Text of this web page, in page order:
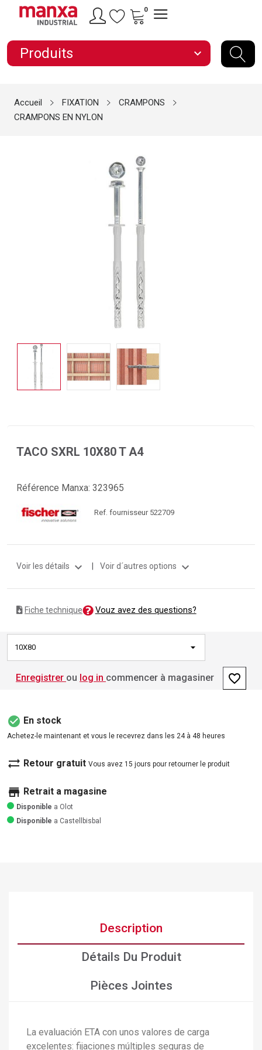
0
Produits expand_more
Accueil FIXATION
CRAMPONS
CRAMPONS EN NYLON
TACO SXRL 10X80 T A4
Référence Manxa: 323965
Ref. fournisseur 522709
Voir les détails expand_more Voir d´autres options expand_more
Fiche technique Vouz avez des questions?
10X80
Enregistrer ou log in commencer à magasiner favorite_border
check_circle En stock
Achetez-le maintenant et vous le recevrez dans les 24 à 48 heures
sync_alt Retour gratuit Vous avez 15 jours pour retourner le produit
store Retrait a magasine
Disponible a Olot
Disponible a Castellbisbal
Description
Détails Du Produit
Pièces Jointes
La evaluación ETA con unos valores de carga
excelentes: fijaciones múltiples seguras de